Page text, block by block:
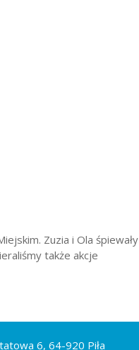
Zuzia i Ola śpiewały
także akcje
6, 64-920 Piła